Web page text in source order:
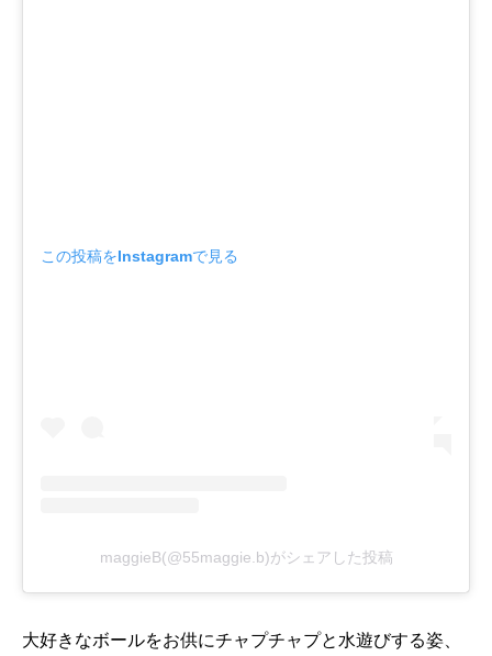
この投稿をInstagramで見る
maggieB(@55maggie.b)がシェアした投稿
大好きなボールをお供にチャプチャプと水遊びする姿、